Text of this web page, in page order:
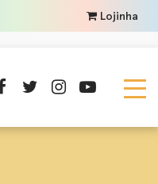
Lojinha